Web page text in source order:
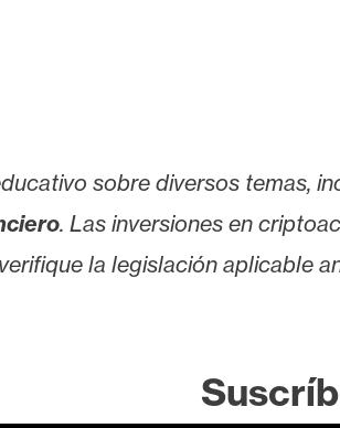
sobre diversos temas,
. Las inversiones en
la legislación aplicable